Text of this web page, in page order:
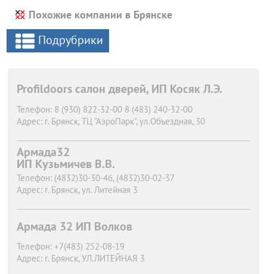
Похожие компании в Брянске
Подрубрики
Profildoors салон дверей, ИП Косяк Л.Э.
Телефон: 8 (930) 822-32-00 8 (483) 240-32-00
Адрес: г. Брянск, ТЦ "​АэроПарк", ул.​Объездная, 30
Армада32
ИП Кузьмичев В.В.
Телефон: (4832)30-30-46, (4832)30-02-37
Адрес: г. Брянск, ул. Литейная 3
Армада 32 ИП Волков
Телефон: +7(483) 252-08-19
Адрес: г. Брянск, УЛ.ЛИТЕЙНАЯ 3